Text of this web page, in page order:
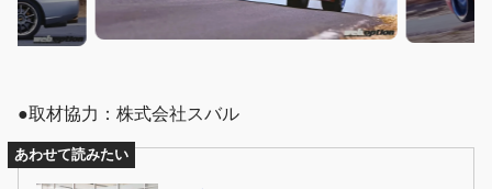
●取材協力：株式会社スバル
あわせて読みたい